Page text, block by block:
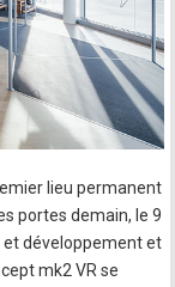
lieu permanent
portes demain, le 9
et développement et
mk2 VR se